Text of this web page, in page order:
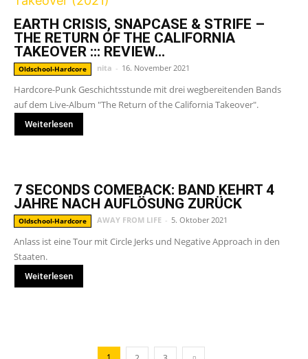
EARTH CRISIS, SNAPCASE & STRIFE –
THE RETURN OF THE CALIFORNIA
TAKEOVER ::: REVIEW...
Oldschool-Hardcore nita - 16. November 2021
Hardcore-Punk Geschichtsstunde mit drei wegbereitenden Bands
auf dem Live-Album "The Return of the California Takeover".
Weiterlesen
7 SECONDS COMEBACK: BAND KEHRT 4
JAHRE NACH AUFLÖSUNG ZURÜCK
Oldschool-Hardcore AWAY FROM LIFE - 5. Oktober 2021
Anlass ist eine Tour mit Circle Jerks und Negative Approach in den
Staaten.
Weiterlesen